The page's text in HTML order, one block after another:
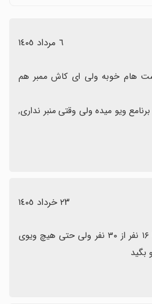
سکه و نحوه کسب آن می‌دهند.
اندک، بازخوردها مثبت‌اند و
واقعی از ممبرها و بازدیدها
٦ مرداد ١٤٠٥
ویو میده ولی وقتی منبر نداری,
٢٣ خرداد ١٤٠٥
بگید